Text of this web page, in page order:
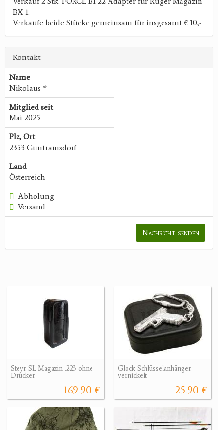
BX-1.
Verkaufe beide Stücke gemeinsam für insgesamt € 10,-
Kontakt
Name
Nikolaus *
Mitglied seit
Mai 2025
Plz, Ort
2353 Guntramsdorf
Land
Österreich
Abholung
Versand
Nachricht senden
Steyr SL Magazin .223 ohne
Drücker
169.90 €
Glock Schlüsselanhänger
vernickelt
25.90 €